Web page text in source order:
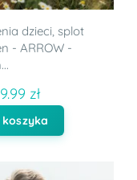
dzieci, splot
- ARROW -
zł